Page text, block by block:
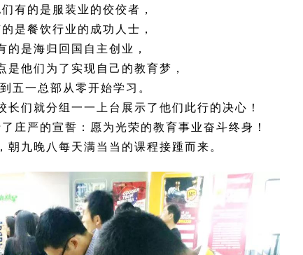
有的是服装业的佼佼者，
是餐饮行业的成功人士，
的是海归回国自主创业，
是他们为了实现自己的教育梦，
五一总部从零开始学习。
长们就分组一一上台展示了他们此行的决心！
庄严的宣誓：愿为光荣的教育事业奋斗终身！
朝九晚八每天满当当的课程接踵而来。